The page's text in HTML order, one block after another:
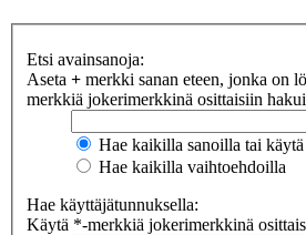
Etsi avainsanoja:
Aseta + merkki sanan eteen, jonka on
merkkiä jokerimerkkinä osittaisiin
Hae kaikilla sanoilla tai
Hae kaikilla vaihtoehdoilla
Hae käyttäjätunnuksella:
Käytä *-merkkiä jokerimerkkinä